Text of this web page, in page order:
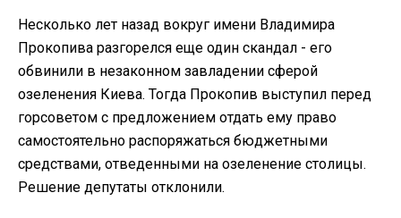
Несколько лет назад вокруг имени Владимира
Прокопива разгорелся еще один скандал - его
обвинили в незаконном завладении сферой
озеленения Киева. Тогда Прокопив выступил перед
горсоветом с предложением отдать ему право
самостоятельно распоряжаться бюджетными
средствами, отведенными на озеленение столицы.
Решение депутаты отклонили.